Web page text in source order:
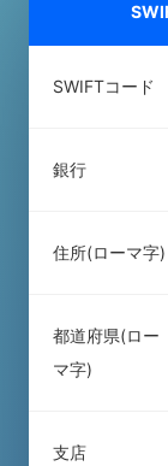
SWIFTコード
銀行
住所(ローマ字)
都道府県(ロー
マ字)
支店